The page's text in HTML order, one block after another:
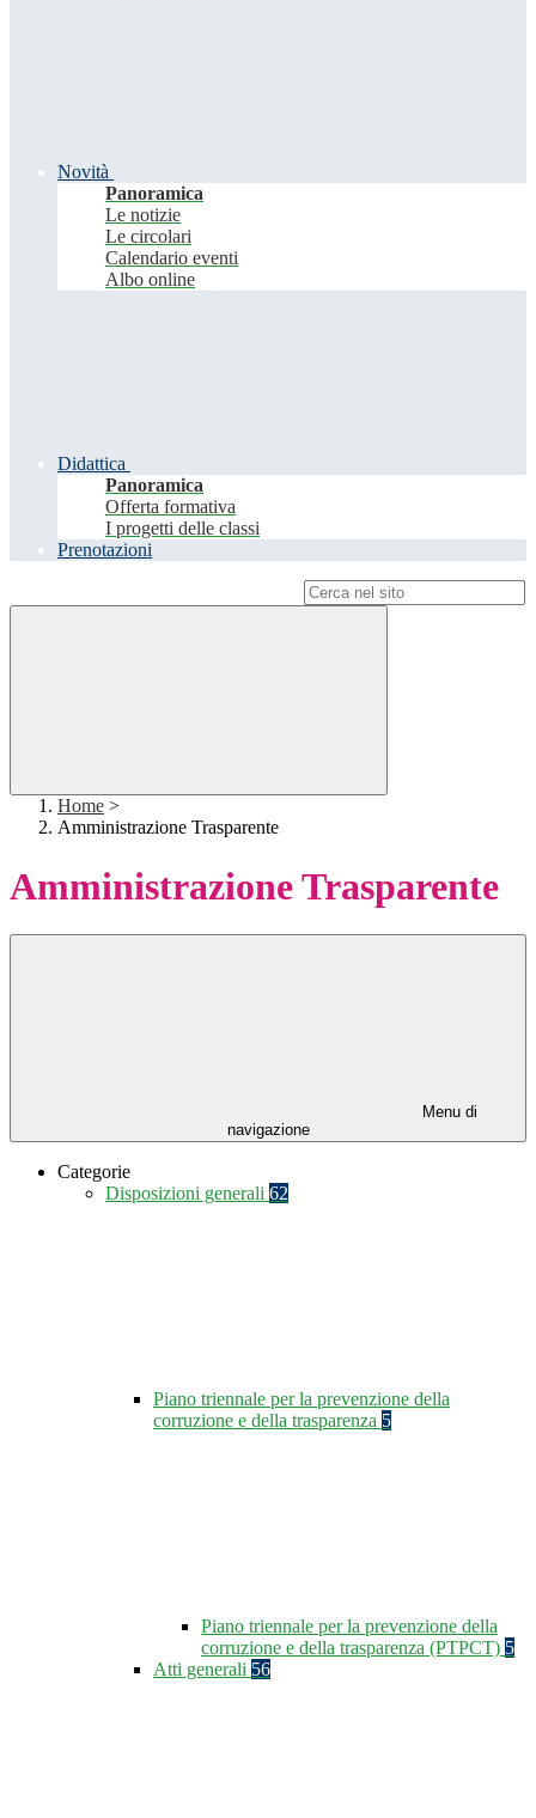
Novità
Panoramica
Le notizie
Le circolari
Calendario eventi
Albo online
Didattica
Panoramica
Offerta formativa
I progetti delle classi
Prenotazioni
Home >
Amministrazione Trasparente
Amministrazione Trasparente
Menu di
navigazione
Categorie
Disposizioni generali 62
Piano triennale per la prevenzione della
corruzione e della trasparenza 5
Piano triennale per la prevenzione della
corruzione e della trasparenza (PTPCT) 5
Atti generali 56